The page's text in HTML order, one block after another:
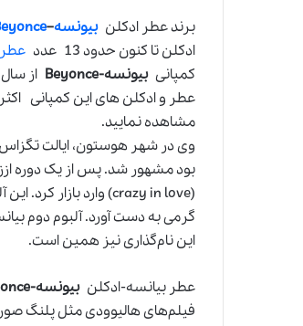
برند عطر ادکلنبیونسه–
ادکلن تا کنون حدود 13 عدد
عطر
کمپانیبیونسه-Beyonce
عطر و ادکلن های این کمپانی
مشاهده نمایید.
وی در شهر هوستون، ایالت تگزاس
بود مشهور شد. پس از یک دوره ازز
این نام‌گذاری نیز همین است.
عطر بیانسه-ادکلنبیونسه-Beyonce
فیلم‌های هالیوودی مثل پلنگ